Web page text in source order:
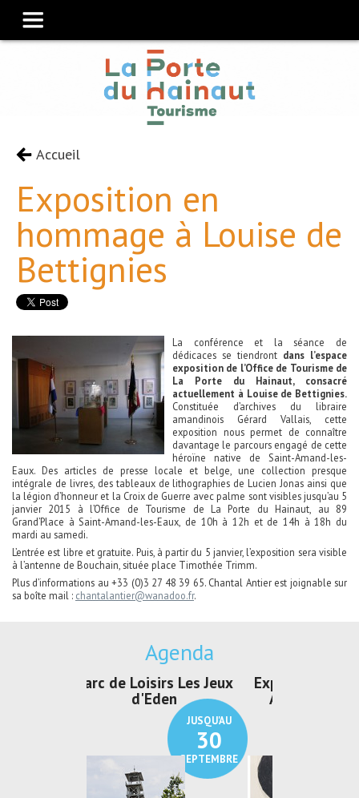
Accueil
Exposition en
hommage à Louise de
Bettignies
La conférence et la séance de
dédicaces se tiendront dans l’espace
exposition de l’Office de Tourisme de
La Porte du Hainaut, consacré
actuellement à Louise de Bettignies.
Constituée d’archives du libraire
amandinois Gérard Vallais, cette
exposition nous permet de connaître
davantage le parcours engagé de cette
héroïne native de Saint-Amand-les-
Eaux. Des articles de presse locale et belge, une collection presque
intégrale de livres, des tableaux de lithographies de Lucien Jonas ainsi que
la légion d’honneur et la Croix de Guerre avec palme sont visibles jusqu’au 5
janvier 2015 à l’Office de Tourisme de La Porte du Hainaut, au 89
Grand’Place à Saint-Amand-les-Eaux, de 10h à 12h et de 14h à 18h du
mardi au samedi.
L’entrée est libre et gratuite. Puis, à partir du 5 janvier, l’exposition sera visible
à l’antenne de Bouchain, située place Timothée Trimm.
Plus d’informations au +33 (0)3 27 48 39 65. Chantal Antier est joignable sur
sa boîte mail : chantalantier@wanadoo.fr.
Agenda
JUSQU'AU
21
SEPTEMBRE
Exposition "Lucien Jonas -
Au pays du charbon ...